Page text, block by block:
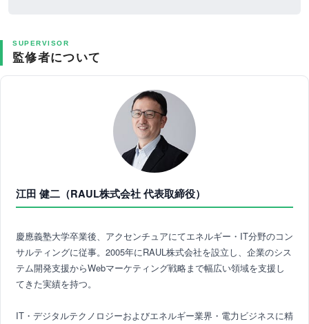
SUPERVISOR
監修者について
江田 健二（RAUL株式会社 代表取締役）
慶應義塾大学卒業後、アクセンチュアにてエネルギー・IT分野のコン
サルティングに従事。2005年にRAUL株式会社を設立し、企業のシス
テム開発支援からWebマーケティング戦略まで幅広い領域を支援し
てきた実績を持つ。
IT・デジタルテクノロジーおよびエネルギー業界・電力ビジネスに精